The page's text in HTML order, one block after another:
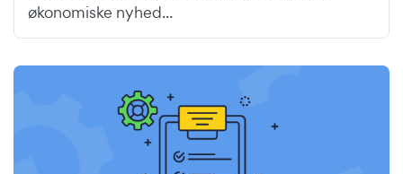
økonomiske nyhed...